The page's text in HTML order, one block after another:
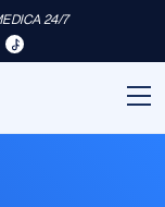
24/7